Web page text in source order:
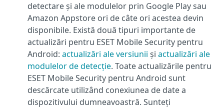
detectare și ale modulelor prin Google Play sau
Amazon Appstore ori de câte ori acestea devin
disponibile. Există două tipuri importante de
actualizări pentru ESET Mobile Security pentru
Android: actualizări ale versiunii și actualizări ale
modulelor de detecție. Toate actualizările pentru
ESET Mobile Security pentru Android sunt
descărcate utilizând conexiunea de date a
dispozitivului dumneavoastră. Sunteți